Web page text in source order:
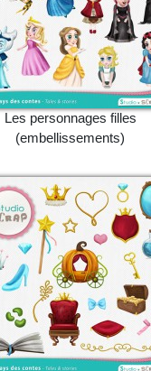
Les personnages filles
(embellissements)